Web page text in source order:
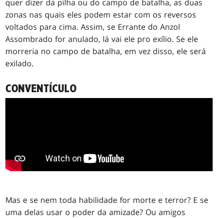
quer dizer da pilha ou do campo de batalha, as duas
zonas nas quais eles podem estar com os reversos
voltados para cima. Assim, se Errante do Anzol
Assombrado for anulado, lá vai ele pro exílio. Se ele
morreria no campo de batalha, em vez disso, ele será
exilado.
CONVENTÍCULO
Mas e se nem toda habilidade for morte e terror? E se
uma delas usar o poder da amizade? Ou amigos